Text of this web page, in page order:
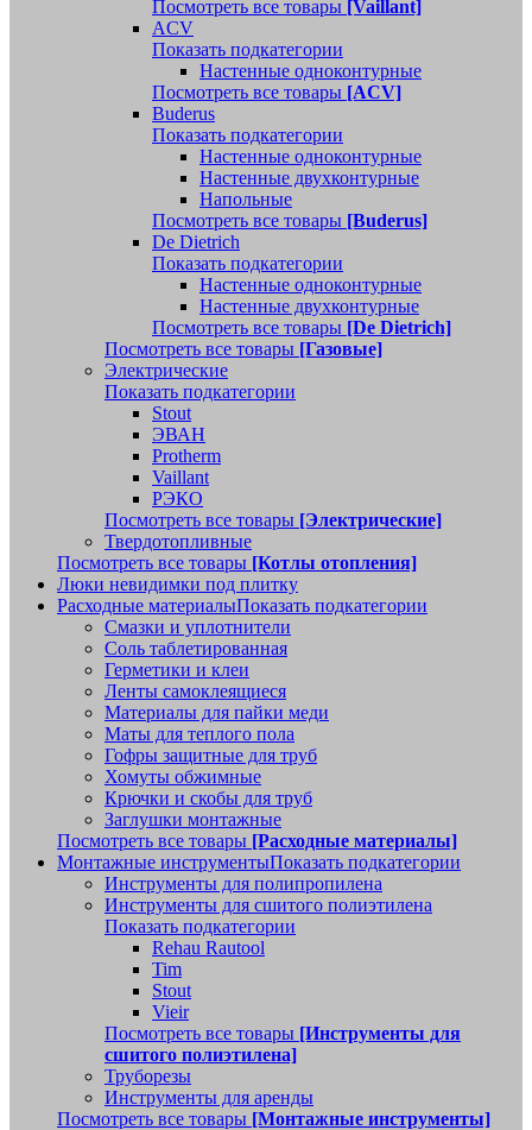
Посмотреть все товары [Vaillant]
ACV
Показать подкатегории
Настенные одноконтурные
Посмотреть все товары [ACV]
Buderus
Показать подкатегории
Настенные одноконтурные
Настенные двухконтурные
Напольные
Посмотреть все товары [Buderus]
De Dietrich
Показать подкатегории
Настенные одноконтурные
Настенные двухконтурные
Посмотреть все товары [De Dietrich]
Посмотреть все товары [Газовые]
Электрические
Показать подкатегории
Stout
ЭВАН
Protherm
Vaillant
РЭКО
Посмотреть все товары [Электрические]
Твердотопливные
Посмотреть все товары [Котлы отопления]
Люки невидимки под плитку
Расходные материалыПоказать подкатегории
Смазки и уплотнители
Соль таблетированная
Герметики и клеи
Ленты самоклеящиеся
Материалы для пайки меди
Маты для теплого пола
Гофры защитные для труб
Хомуты обжимные
Крючки и скобы для труб
Заглушки монтажные
Посмотреть все товары [Расходные материалы]
Монтажные инструментыПоказать подкатегории
Инструменты для полипропилена
Инструменты для сшитого полиэтилена
Показать подкатегории
Rehau Rautool
Tim
Stout
Vieir
Посмотреть все товары [Инструменты для
сшитого полиэтилена]
Труборезы
Инструменты для аренды
Посмотреть все товары [Монтажные инструменты]